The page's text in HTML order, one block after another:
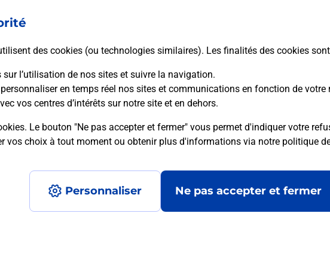
des cookies (ou technologies similaires). Les finalités des cookies
l’utilisation de nos sites et suivre la navigation.
en temps réel nos sites et communications en fonction de votre
vos centres d’intérêts sur notre site et en dehors.
Le bouton "Ne pas accepter et fermer" vous permet d'indiquer votre
vos choix à tout moment ou obtenir plus d'informations via notre politique
Personnaliser Ne pas accepter et fermer
En savoir plus
posées
retour chez un e-commerçant sans se